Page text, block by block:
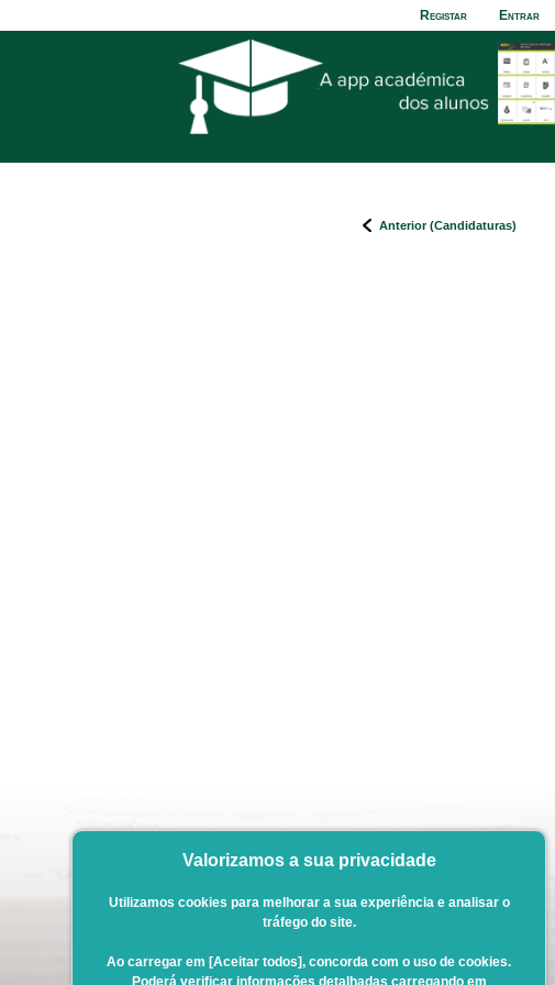
Registar Entrar
Anterior (Candidaturas)
Valorizamos a sua privacidade
Utilizamos cookies para melhorar a sua experiência e analisar o
tráfego do site.
Ao carregar em [Aceitar todos], concorda com o uso de cookies.
Poderá verificar informações detalhadas carregando em